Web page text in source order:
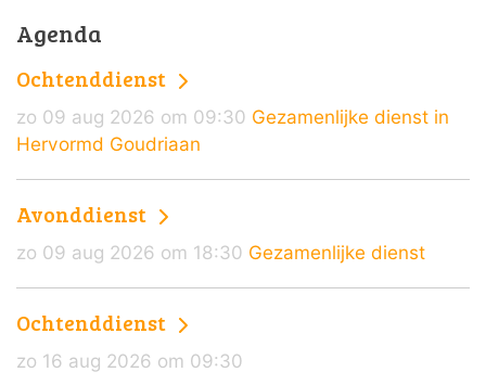
Agenda
Ochtenddienst
zo 09 aug 2026 om 09:30 Gezamenlijke dienst in
Hervormd Goudriaan
Avonddienst
zo 09 aug 2026 om 18:30 Gezamenlijke dienst
Ochtenddienst
zo 16 aug 2026 om 09:30